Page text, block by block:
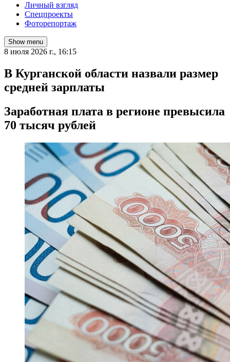
Личный взгляд
Спецпроекты
Фоторепортаж
Show menu
8 июля 2026 г., 16:15
В Курганской области назвали размер
средней зарплаты
Заработная плата в регионе превысила
70 тысяч рублей